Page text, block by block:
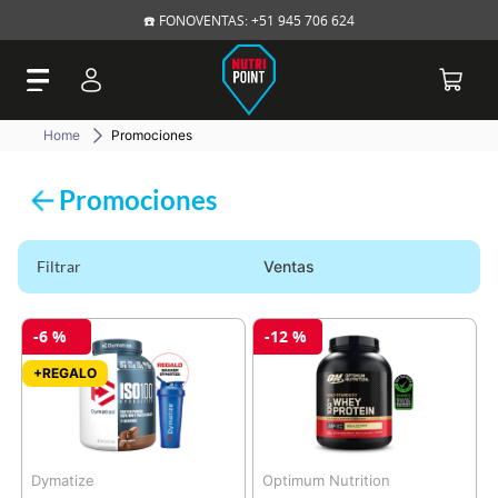
☎️ FONOVENTAS: +51 945 706 624
Promociones
Promociones
Filtrar Ventas
-6 %
+REGALO
Dymatize
-12 %
Optimum Nutrition